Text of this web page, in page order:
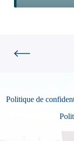
Politique de